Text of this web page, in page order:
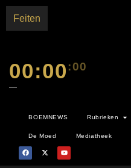
Feiten
00:00 :00
—
BOEMNEWS Rubrieken
De Moed Mediatheek